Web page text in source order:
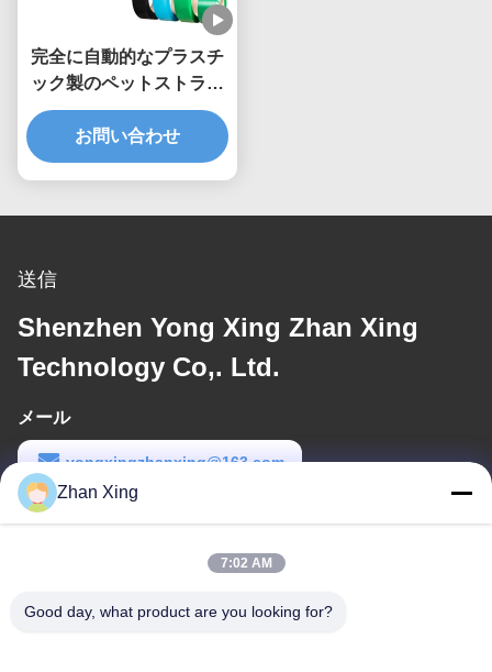
完全に自動的なプラスチ
ック製のペットストラッ
プ製造機
お問い合わせ
送信
Shenzhen Yong Xing Zhan Xing
Technology Co,. Ltd.
メール
yongxingzhanxing@163.com
労働時間
Zhan Xing
7:02 AM
Good day, what product are you looking for?